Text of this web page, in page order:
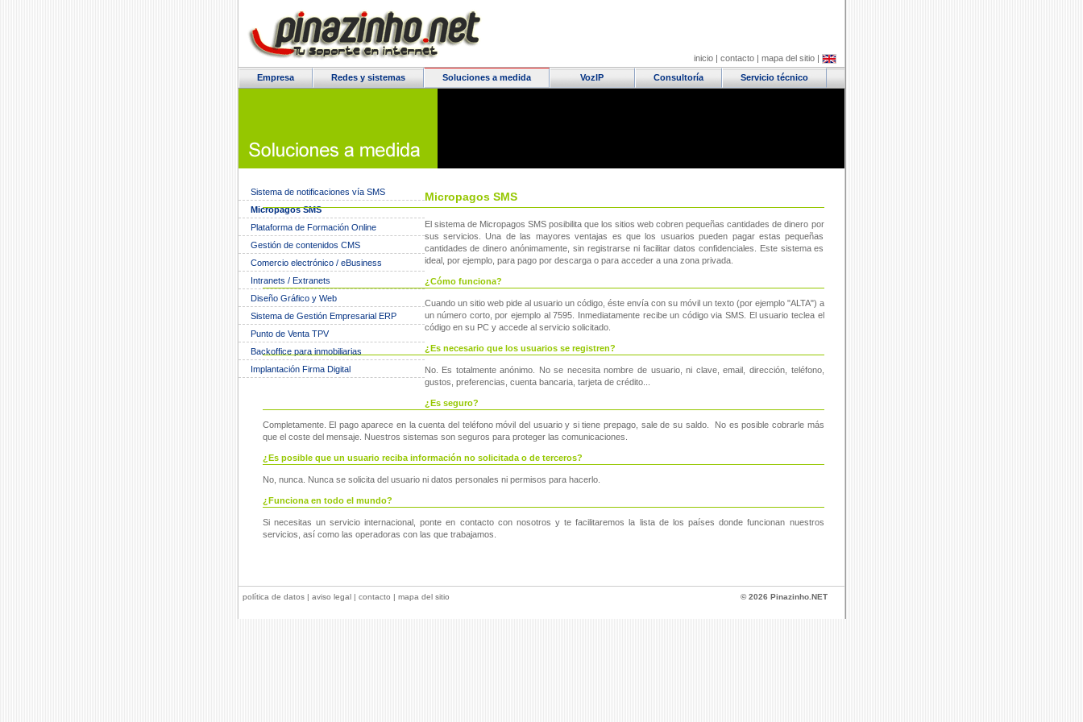
inicio| contacto| mapa del sitio|
Empresa
Redes y sistemas Soluciones a medida VozIP Consultoría Servicio técnico
Sistema de notificaciones vía SMS
Micropagos SMS
Plataforma de Formación Online
Gestión de contenidos CMS
Comercio electrónico / eBusiness
Intranets / Extranets
Diseño Gráfico y Web
Sistema de Gestión Empresarial ERP
Punto de Venta TPV
Backoffice para inmobiliarias
Implantación Firma Digital
Micropagos SMS
El sistema de Micropagos SMS posibilita que los sitios web cobren pequeñas cantidades de dinero por
sus servicios. Una de las mayores ventajas es que los usuarios pueden pagar estas pequeñas
cantidades de dinero anónimamente, sin registrarse ni facilitar datos confidenciales. Este sistema es
ideal, por ejemplo, para pago por descarga o para acceder a una zona privada.
¿Cómo funciona?
Cuando un sitio web pide al usuario un código, éste envía con su móvil un texto (por ejemplo "ALTA") a
un número corto, por ejemplo al 7595. Inmediatamente recibe un código via SMS. El usuario teclea el
código en su PC y accede al servicio solicitado.
¿Es necesario que los usuarios se registren?
No. Es totalmente anónimo. No se necesita nombre de usuario, ni clave, email, dirección, teléfono,
gustos, preferencias, cuenta bancaria, tarjeta de crédito...
¿Es seguro?
Completamente. El pago aparece en la cuenta del teléfono móvil del usuario y si tiene prepago, sale de su saldo. No es posible cobrarle más
que el coste del mensaje. Nuestros sistemas son seguros para proteger las comunicaciones.
¿Es posible que un usuario reciba información no solicitada o de terceros?
No, nunca. Nunca se solicita del usuario ni datos personales ni permisos para hacerlo.
¿Funciona en todo el mundo?
Si necesitas un servicio internacional, ponte en contacto con nosotros y te facilitaremos la lista de los países donde funcionan nuestros
servicios, así como las operadoras con las que trabajamos.
política de datos| aviso legal| contacto | mapa del sitio © 2026 Pinazinho.NET